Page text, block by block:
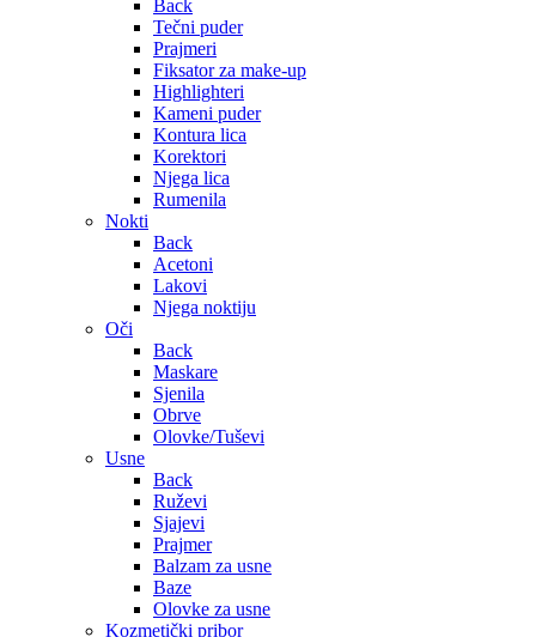
Back
Tečni puder
Prajmeri
Fiksator za make-up
Highlighteri
Kameni puder
Kontura lica
Korektori
Njega lica
Rumenila
Nokti
Back
Acetoni
Lakovi
Njega noktiju
Oči
Back
Maskare
Sjenila
Obrve
Olovke/Tuševi
Usne
Back
Ruževi
Sjajevi
Prajmer
Balzam za usne
Baze
Olovke za usne
Kozmetički pribor